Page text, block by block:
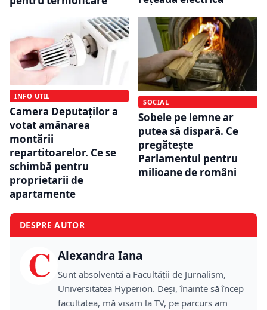
INFO UTIL
Camera Deputaților a
votat amânarea
montării
repartitoarelor. Ce se
schimbă pentru
proprietarii de
apartamente
SOCIAL
Sobele pe lemne ar
putea să dispară. Ce
pregătește
Parlamentul pentru
milioane de români
DESPRE AUTOR
C Alexandra Iana
Sunt absolventă a Facultății de Jurnalism,
Universitatea Hyperion. Deși, înainte să încep
facultatea, mă visam la TV, pe parcurs am